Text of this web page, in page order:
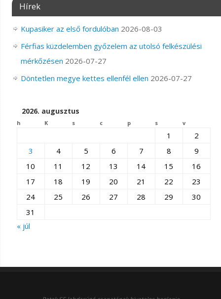
Hírek
Kupasiker az első fordulóban 2026-08-03
Férfias küzdelemben győzelem az utolsó felkészülési
mérkőzésen 2026-07-27
Döntetlen megye kettes ellenfél ellen 2026-07-27
2026. augusztus
h K s c p s v
1
2
3
4 5 6 7 8
9
10
11 12 13 14 15
16
17
18 19 20 21 22
23
24
25 26 27 28 29
30
31
« júl